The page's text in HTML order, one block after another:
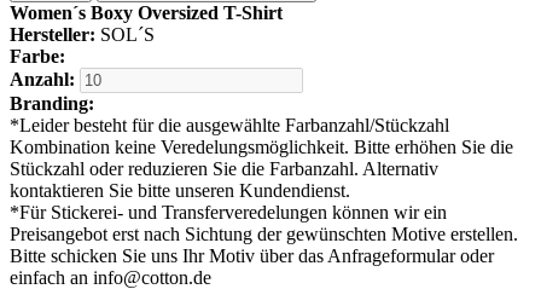
Women´s Boxy Oversized T-Shirt
Hersteller: SOL´S
Farbe:
Anzahl:
Branding:
*Leider besteht für die ausgewählte Farbanzahl/Stückzahl
Kombination keine Veredelungsmöglichkeit. Bitte erhöhen Sie die
Stückzahl oder reduzieren Sie die Farbanzahl. Alternativ
kontaktieren Sie bitte unseren Kundendienst.
*Für Stickerei- und Transferveredelungen können wir ein
Preisangebot erst nach Sichtung der gewünschten Motive erstellen.
Bitte schicken Sie uns Ihr Motiv über das Anfrageformular oder
einfach an info@cotton.de